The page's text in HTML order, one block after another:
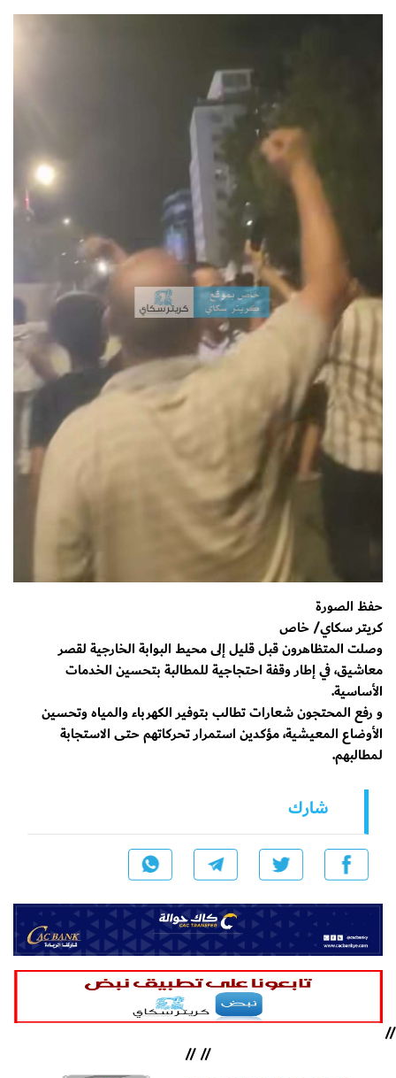
حفظ الصورة
كريتر سكاي/ خاص
وصلت المتظاهرون قبل قليل إلى محيط البوابة الخارجية لقصر
معاشيق، في إطار وقفة احتجاجية للمطالبة بتحسين الخدمات
الأساسية.
و رفع المحتجون شعارات تطالب بتوفير الكهرباء والمياه وتحسين
الأوضاع المعيشية، مؤكدين استمرار تحركاتهم حتى الاستجابة
لمطالبهم.
شارك
//
//
//